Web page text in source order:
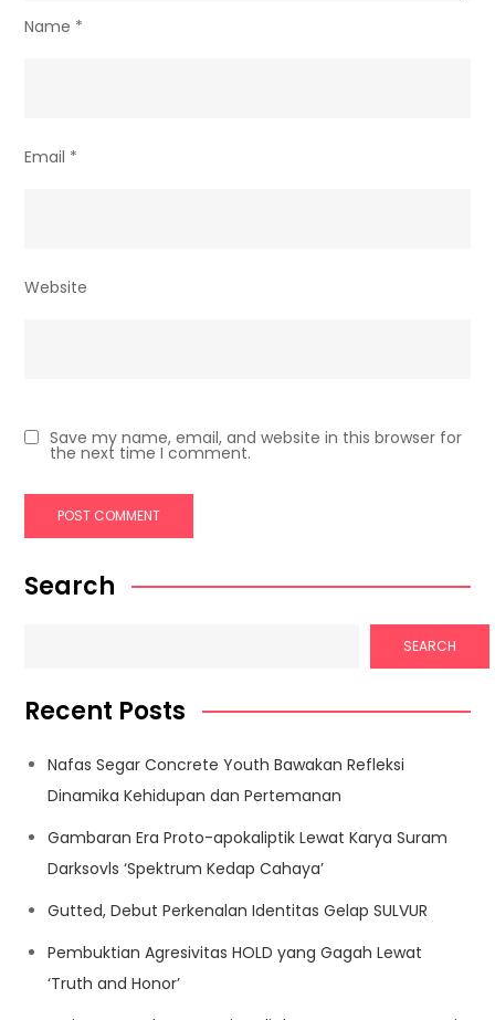
Name *
Email *
Website
Save my name, email, and website in this browser for
the next time I comment.
Search
SEARCH
Recent Posts
Nafas Segar Concrete Youth Bawakan Refleksi
Dinamika Kehidupan dan Pertemanan
Gambaran Era Proto-apokaliptik Lewat Karya Suram
Darksovls ‘Spektrum Kedap Cahaya’
Gutted, Debut Perkenalan Identitas Gelap SULVUR
Pembuktian Agresivitas HOLD yang Gagah Lewat
‘Truth and Honor’